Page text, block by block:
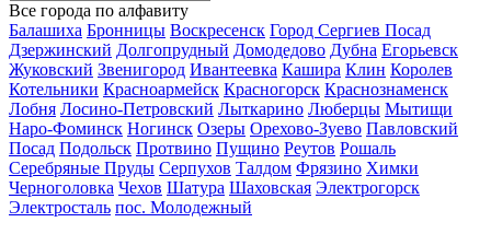
Все города по алфавиту
Балашиха Бронницы Воскресенск Город Сергиев Посад
Дзержинский Долгопрудный Домодедово Дубна Егорьевск
Жуковский Звенигород Ивантеевка Кашира Клин Королев
Котельники Красноармейск Красногорск Краснознаменск
Лобня Лосино-Петровский Лыткарино Люберцы Мытищи
Наро-Фоминск Ногинск Озеры Орехово-Зуево Павловский
Посад Подольск Протвино Пущино Реутов Рошаль
Серебряные Пруды Серпухов Талдом Фрязино Химки
Черноголовка Чехов Шатура Шаховская Электрогорск
Электросталь пос. Молодежный